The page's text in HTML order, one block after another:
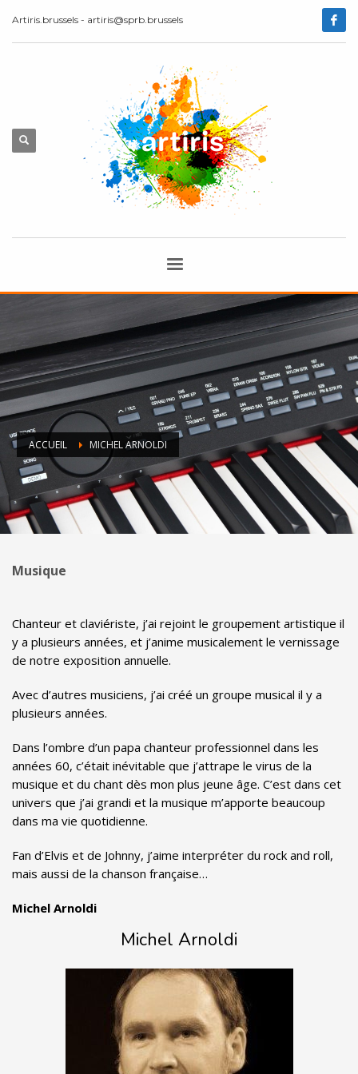
Artiris.brussels - artiris@sprb.brussels
ACCUEIL MICHEL ARNOLDI
Musique
Chanteur et claviériste, j’ai rejoint le groupement artistique il
y a plusieurs années, et j’anime musicalement le vernissage
de notre exposition annuelle.
Avec d’autres musiciens, j’ai créé un groupe musical il y a
plusieurs années.
Dans l’ombre d’un papa chanteur professionnel dans les
années 60, c’était inévitable que j’attrape le virus de la
musique et du chant dès mon plus jeune âge. C’est dans cet
univers que j’ai grandi et la musique m’apporte beaucoup
dans ma vie quotidienne.
Fan d’Elvis et de Johnny, j’aime interpréter du rock and roll,
mais aussi de la chanson française…
Michel Arnoldi
Michel Arnoldi